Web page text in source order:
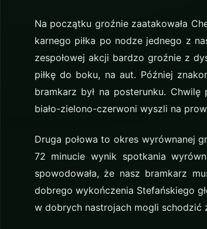
Na początku groźnie zaatakowała
karnego piłka po nodze jednego z
zespołowej akcji bardzo groźnie z
piłkę do boku, na aut. Później
bramkarz był na posterunku.
biało-zielono-czerwoni wyszli na
Druga połowa to okres wyrównanej
72 minucie wynik spotkania
spowodowała, że nasz bramkarz
dobrego wykończenia Stefańskiego
w dobrych nastrojach mogli schodzić